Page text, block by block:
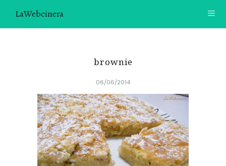
LaWebcinera
CONTACTO
SOBRE MÍ
¿TE GUSTARÍA UNIRTE A NUESTRA AVENTURA GASTRON
ÓMICA?
ÚNETE A LA NEWSLETTER
brownie
06/06/2014